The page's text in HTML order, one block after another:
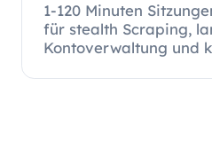
1-120 Minuten
für stealth Scraping,
Kontoverwaltung und